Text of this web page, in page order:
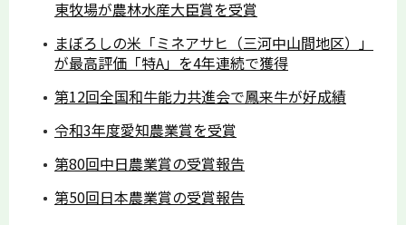
東牧場が農林水産大臣賞を受賞
まぼろしの米「ミネアサヒ（三河中山間地区）」
が最高評価「特A」を4年連続で獲得
第12回全国和牛能力共進会で鳳来牛が好成績
令和3年度愛知農業賞を受賞
第80回中日農業賞の受賞報告
第50回日本農業賞の受賞報告